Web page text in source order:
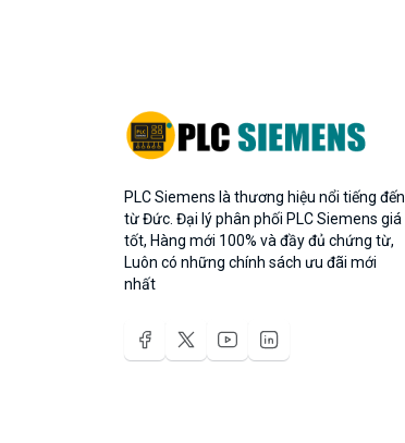
PLC Siemens là thương hiệu nổi tiếng đến
từ Đức. Đại lý phân phối PLC Siemens giá
tốt, Hàng mới 100% và đầy đủ chứng từ,
Luôn có những chính sách ưu đãi mới
nhất